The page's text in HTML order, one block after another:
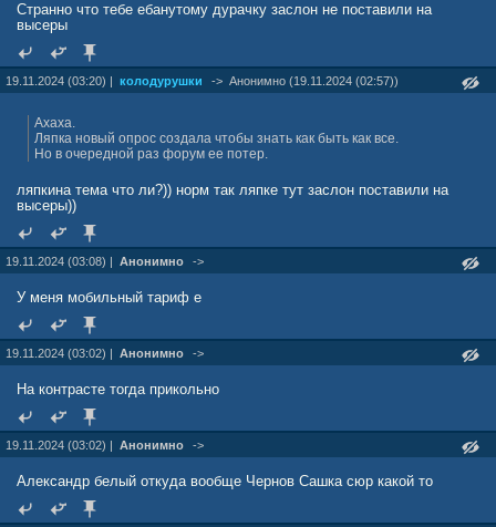
Странно что тебе ебанутому дурачку заслон не поставили на
высеры
19.11.2024 (03:20) | колодурушки -> Анонимно (19.11.2024 (02:57))
Ахаха.
Ляпка новый опрос создала чтобы знать как быть как все.
Но в очередной раз форум ее потер.
ляпкина тема что ли?)) норм так ляпке тут заслон поставили на
высеры))
19.11.2024 (03:08) | Анонимно ->
У меня мобильный тариф е
19.11.2024 (03:02) | Анонимно ->
На контрасте тогда прикольно
19.11.2024 (03:02) | Анонимно ->
Александр белый откуда вообще Чернов Сашка сюр какой то